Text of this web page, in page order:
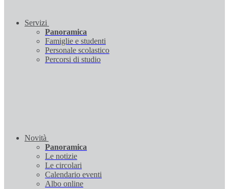
Servizi
Panoramica
Famiglie e studenti
Personale scolastico
Percorsi di studio
Novità
Panoramica
Le notizie
Le circolari
Calendario eventi
Albo online